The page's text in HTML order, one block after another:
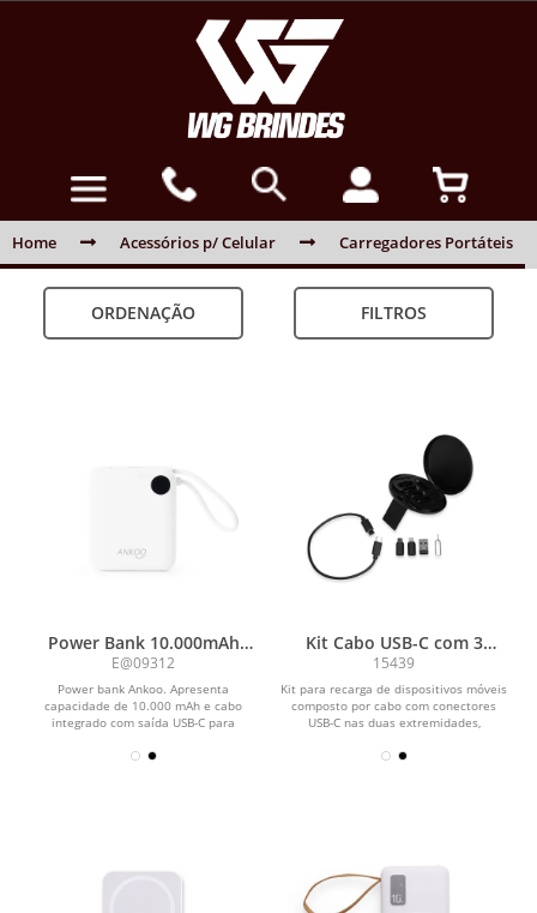
Home Acessórios p/ Celular Carregadores Portáteis
ORDENAÇÃO FILTROS
Power Bank 10.000mAh
com Painel de LED
E@09312
Power bank Ankoo. Apresenta
capacidade de 10.000 mAh e cabo
integrado com saída USB-C para
Kit Cabo USB-C com 3
Adaptadores
15439
Kit para recarga de dispositivos móveis
composto por cabo com conectores
USB-C nas duas extremidades,